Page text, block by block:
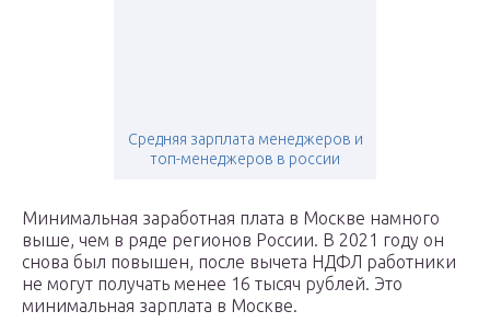
Средняя зарплата менеджеров и
топ-менеджеров в россии
Минимальная заработная плата в Москве намного
выше, чем в ряде регионов России. В 2021 году он
снова был повышен, после вычета НДФЛ работники
не могут получать менее 16 тысяч рублей. Это
минимальная зарплата в Москве.